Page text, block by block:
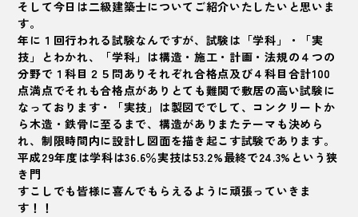
そして今日は二級建築士についてご紹介いたしたいと思いま
す。
年に１回行われる試験なんですが、試験は「学科」・「実
技」とわかれ、「学科」は構造・施工・計画・法規の４つの
分野で１科目２５問ありそれぞれ合格点及び４科目合計100
点満点でそれも合格点がありとても難関で敷居の高い試験に
なっております・「実技」は製図ででして、コンクリートか
ら木造・鉄骨に至るまで、構造がありまたテーマも決めら
れ、制限時間内に設計し図面を描き起こす試験であります。
平成29年度は学科は36.6％実技は53.2%最終で24.3%という狭
き門
すこしでも皆様に喜んでもらえるように頑張っていきま
す！！